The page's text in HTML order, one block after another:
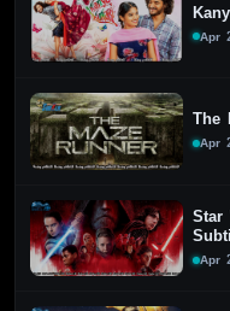
Apr
The
Apr
Star
Apr